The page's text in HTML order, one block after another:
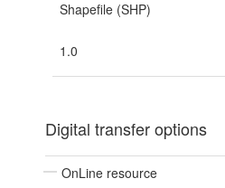
Shapefile (SHP)
1.0
Digital transfer options
OnLine resource